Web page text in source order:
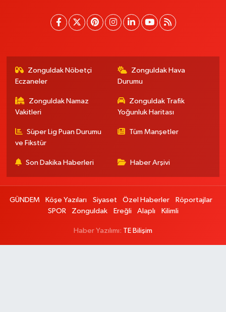
Zonguldak Nöbetçi
Eczaneler
Zonguldak Hava
Durumu
Zonguldak Namaz
Vakitleri
Zonguldak Trafik
Yoğunluk Haritası
Süper Lig Puan Durumu
ve Fikstür
Tüm Manşetler
Son Dakika Haberleri Haber Arşivi
GÜNDEM Köşe Yazıları Siyaset Özel Haberler
Röportajlar
SPOR
Zonguldak Ereğli Alaplı Kilimli
Haber Yazılımı: TE Bilişim